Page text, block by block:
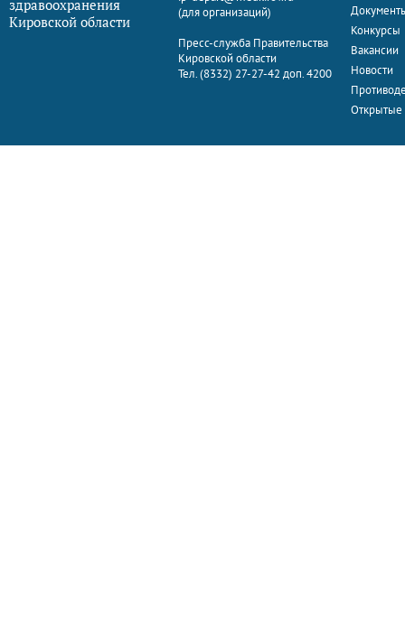
здравоохранения
Кировской области
(для организаций)
Пресс-служба Правительства
Кировской области
Тел. (8332) 27-27-42 доп. 4200
Конкурсы
Вакансии
Новости